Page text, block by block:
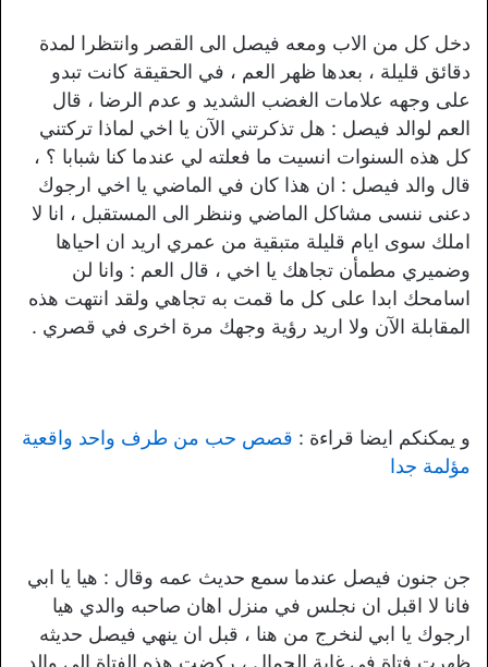
دخل كل من الاب ومعه فيصل الى القصر وانتظرا لمدة
دقائق قليلة ، بعدها ظهر العم ، في الحقيقة كانت تبدو
على وجهه علامات الغضب الشديد و عدم الرضا ، قال
العم لوالد فيصل : هل تذكرتني الآن يا اخي لماذا تركتني
كل هذه السنوات انسيت ما فعلته لي عندما كنا شبابا ؟ ،
قال والد فيصل : ان هذا كان في الماضي يا اخي ارجوك
دعنى ننسى مشاكل الماضي وننظر الى المستقبل ، انا لا
املك سوى ايام قليلة متبقية من عمري اريد ان احياها
وضميري مطمأن تجاهك يا اخي ، قال العم : وانا لن
اسامحك ابدا على كل ما قمت به تجاهي ولقد انتهت هذه
المقابلة الآن ولا اريد رؤية وجهك مرة اخرى في قصري .
و يمكنكم ايضا قراءة : قصص حب من طرف واحد واقعية
مؤلمة جدا
جن جنون فيصل عندما سمع حديث عمه وقال : هيا يا ابي
فانا لا اقبل ان نجلس في منزل اهان صاحبه والدي هيا
ارجوك يا ابي لنخرج من هنا ، قبل ان ينهي فيصل حديثه
ظهرت فتاة في غاية الجمال ، ركضت هذه الفتاة الى والد